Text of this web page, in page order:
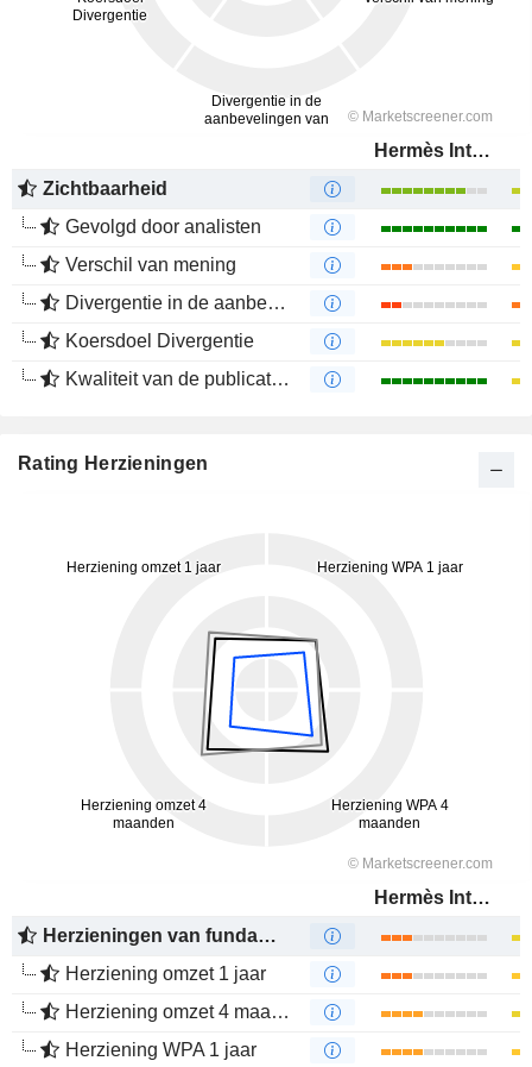
Hermès International
Zichtbaarheid
Gevolgd door analisten
Verschil van mening
Divergentie in de aanbevelingen van analisten
Koersdoel Divergentie
Kwaliteit van de publicaties
Rating Herzieningen
Hermès International
Herzieningen van fundamenten
Herziening omzet 1 jaar
Herziening omzet 4 maanden
Herziening WPA 1 jaar